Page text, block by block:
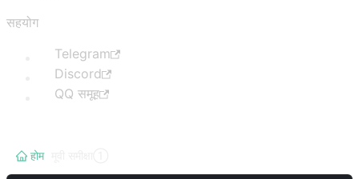
सहयोग
Telegram
Discord
QQ समूह
होम